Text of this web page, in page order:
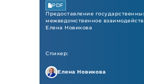
PDF
Предоставление
межведомственное
Елена Новикова
Спикер:
Елена Новикова